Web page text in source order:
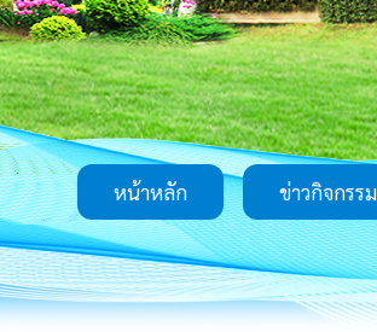
หน้าหลัก ข่าวกิจกรรม